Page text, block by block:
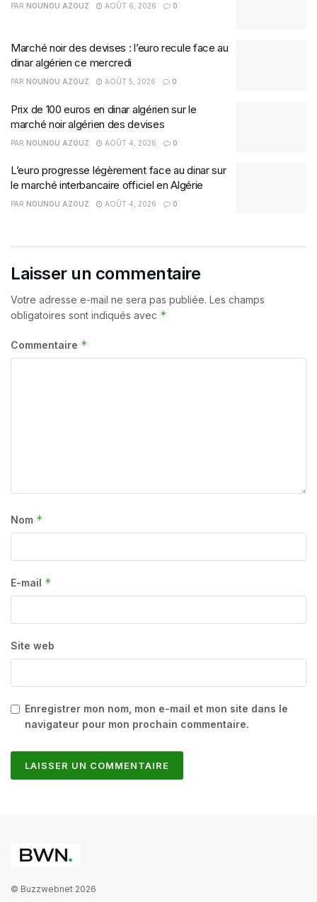
PAR NOUNOU AZOUZ AOÛT 6, 2026 0
Marché noir des devises : l’euro recule face au
dinar algérien ce mercredi
PAR NOUNOU AZOUZ AOÛT 5, 2026 0
Prix de 100 euros en dinar algérien sur le
marché noir algérien des devises
PAR NOUNOU AZOUZ AOÛT 4, 2026 0
L’euro progresse légèrement face au dinar sur
le marché interbancaire officiel en Algérie
PAR NOUNOU AZOUZ AOÛT 4, 2026 0
Laisser un commentaire
Votre adresse e-mail ne sera pas publiée. Les champs
obligatoires sont indiqués avec *
Commentaire *
Nom *
E-mail *
Site web
Enregistrer mon nom, mon e-mail et mon site dans le
navigateur pour mon prochain commentaire.
© Buzzwebnet 2026